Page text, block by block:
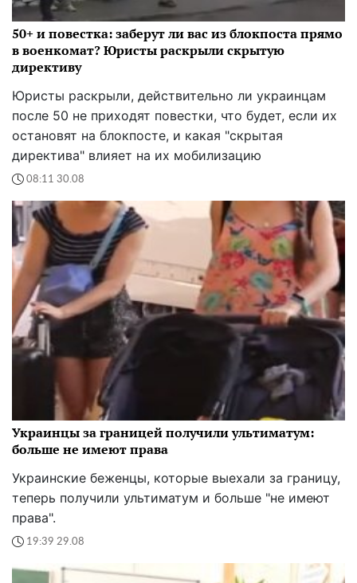
50+ и повестка: заберут ли вас из блокпоста прямо
в военкомат? Юристы раскрыли скрытую
директиву
Юристы раскрыли, действительно ли украинцам
после 50 не приходят повестки, что будет, если их
остановят на блокпосте, и какая "скрытая
директива" влияет на их мобилизацию
08:11 30.08
Украинцы за границей получили ультиматум:
больше не имеют права
Украинские беженцы, которые выехали за границу,
теперь получили ультиматум и больше "не имеют
права".
19:39 29.08